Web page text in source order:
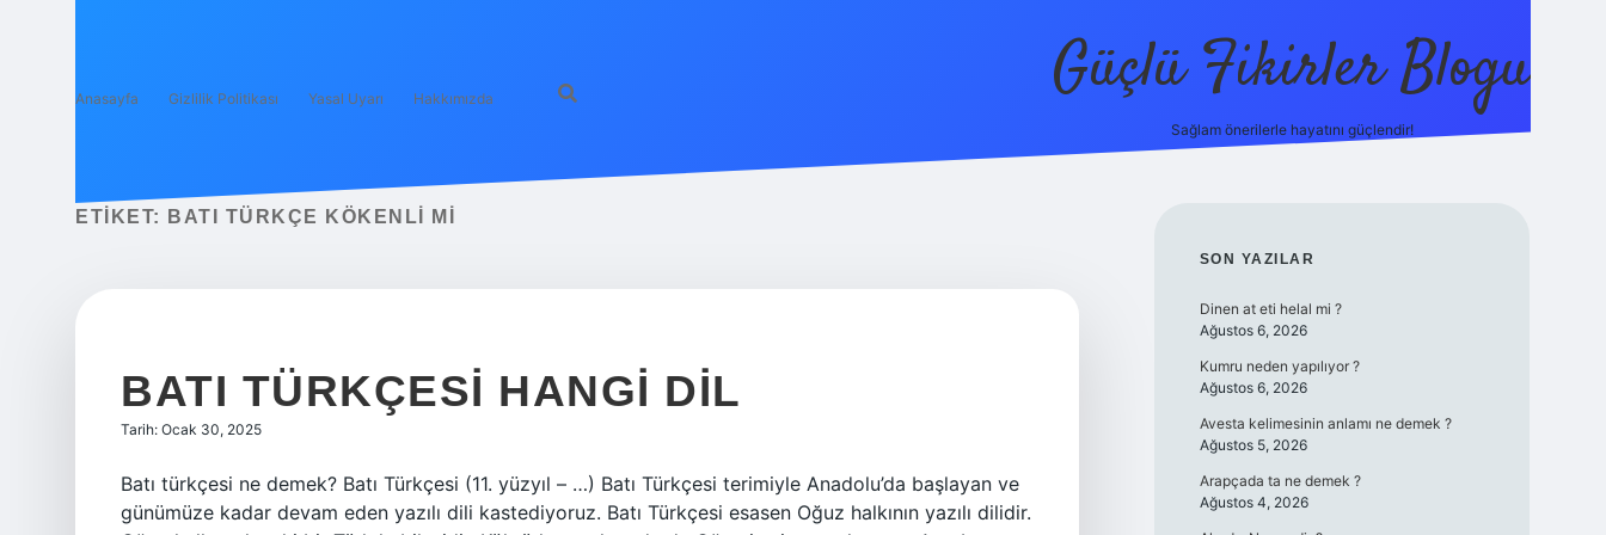
Anasayfa Gizlilik Politikası Yasal Uyarı Hakkımızda Güçlü Fikirler Blogu
Sağlam önerilerle hayatını güçlendir!
ETIKET: BATI TÜRKÇE KÖKENLI MI
BATI TÜRKÇESI HANGI DIL
Tarih: Ocak 30, 2025
Batı türkçesi ne demek? Batı Türkçesi (11. yüzyıl – …) Batı Türkçesi terimiyle Anadolu’da başlayan ve
günümüze kadar devam eden yazılı dili kastediyoruz. Batı Türkçesi esasen Oğuz halkının yazılı dilidir.
SIDEBAR
SON YAZILAR
Dinen at eti helal mi ?
Ağustos 6, 2026
Kumru neden yapılıyor ?
Ağustos 6, 2026
Avesta kelimesinin anlamı ne demek ?
Ağustos 5, 2026
Arapçada ta ne demek ?
Ağustos 4, 2026